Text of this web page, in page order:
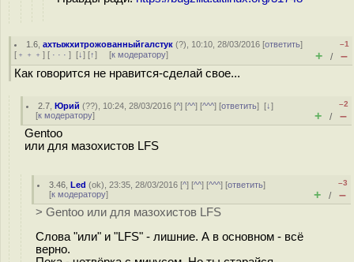
1.6 ,ахтыжхитрожованныйгалстук (?), 10:10, 28/03/2016 [ответить]
[ ﹢﹢﹢ ] [ · · · ] [↓] [↑] [к модератору]
–1
+ / –
Как говорится не нравится-сделай свое...
2.7 ,Юрий (??), 10:24, 28/03/2016 [^] [^^] [^^^] [ответить][↓]
[к модератору]
–2
+ / –
Gentoo
или для мазохистов LFS
3.46 ,Led (ok), 23:35, 28/03/2016 [^] [^^] [^^^] [ответить]
[к модератору]
–3
+ / –
> Gentoo или для мазохистов LFS
Слова "или" и "LFS" - лишние. А в основном - всё
верно.